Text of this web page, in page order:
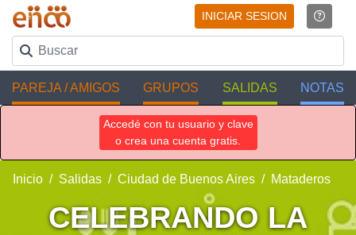
INICIAR SESION
PAREJA / AMIGOS GRUPOS SALIDAS NOTAS
Accedé con tu usuario y clave
o crea una cuenta gratis.
Inicio Salidas Ciudad de Buenos Aires Mataderos
CELEBRANDO LA